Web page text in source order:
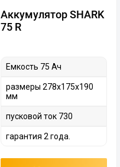
Аккумулятор SHARK
75 R
Емкость 75 Ач
размеры 278х175х190
мм
пусковой ток 730
гарантия 2 года.